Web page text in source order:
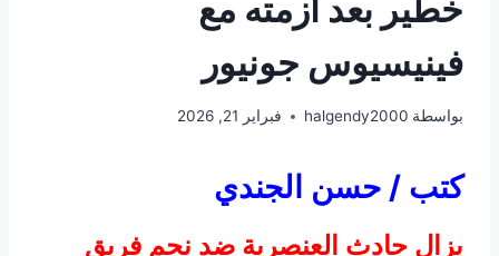
خطير بعد أزمته مع
فينيسيوس جونيور
بواسطة halgendy2000 فبراير 21, 2026
كتب / حسن الجندي
يزال حادث العنصرية ضد نجم فريق